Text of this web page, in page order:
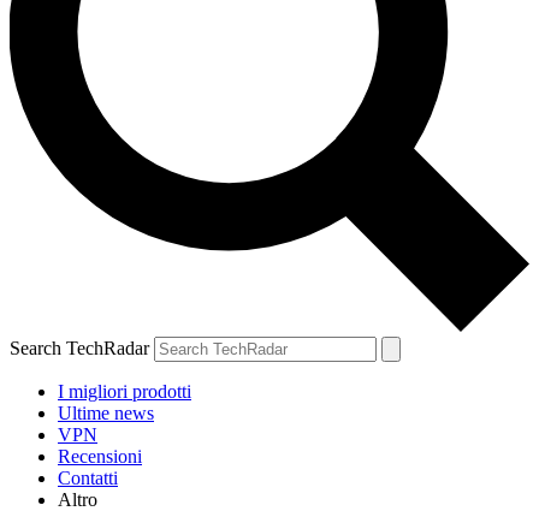
Search TechRadar
I migliori prodotti
Ultime news
VPN
Recensioni
Contatti
Altro